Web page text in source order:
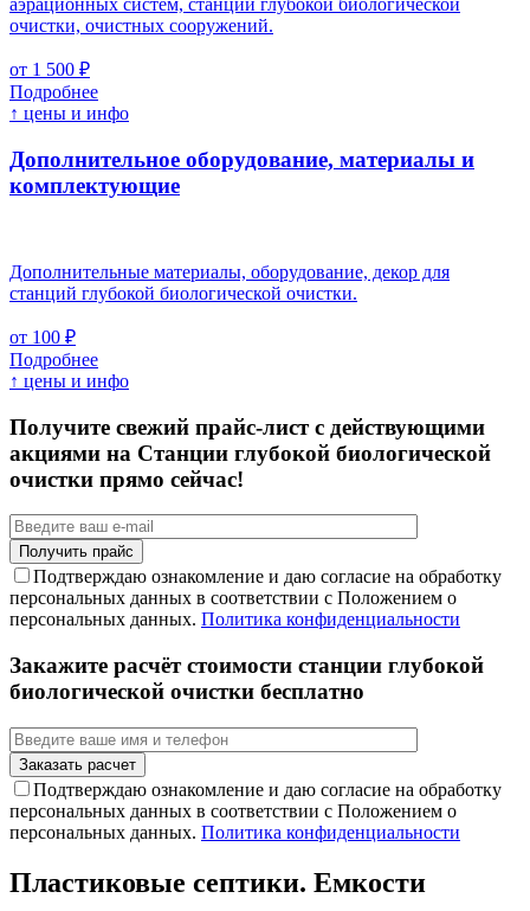
аэрационных систем, станций глубокой биологической
очистки, очистных сооружений.
от 1 500 ₽
Подробнее
↑ цены и инфо
Дополнительное оборудование, материалы и
комплектующие
Дополнительные материалы, оборудование, декор для
станций глубокой биологической очистки.
от 100 ₽
Подробнее
↑ цены и инфо
Получите свежий прайс-лист с действующими
акциями на Станции глубокой биологической
очистки прямо сейчас!
Подтверждаю ознакомление и даю согласие на обработку
персональных данных в соответствии с Положением о
персональных данных. Политика конфиденциальности
Закажите расчёт стоимости станции глубокой
биологической очистки бесплатно
Подтверждаю ознакомление и даю согласие на обработку
персональных данных в соответствии с Положением о
персональных данных. Политика конфиденциальности
Пластиковые септики. Емкости